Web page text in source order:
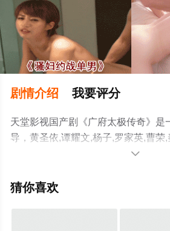
剧情介绍 我要评分
天堂影视国产剧《广府太极传奇》是
导，黄圣依,谭耀文,杨子,罗家英,曹荣
钧涵,王少君,李玉龙,洋光等演员精彩
版电视剧全集就上电影天堂网，更多

猜你喜欢